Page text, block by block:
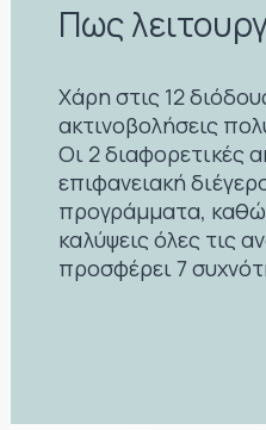
Πως
Χάρη στις 12
ακτινοβολήσεις
Οι 2 διαφορετικές
επιφανειακή
προγράμματα,
καλύψεις όλες τις
προσφέρει 7